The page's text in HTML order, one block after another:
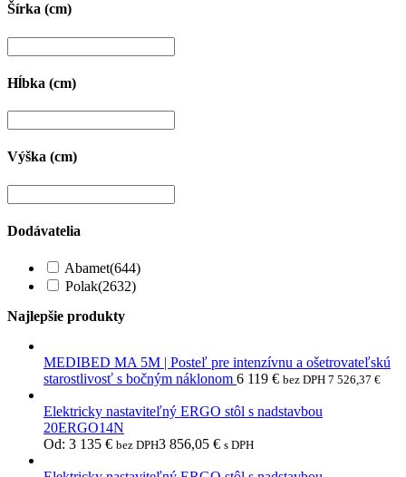
Šírka (cm)
Hĺbka (cm)
Výška (cm)
Dodávatelia
Abamet(644)
Polak(2632)
Najlepšie produkty
MEDIBED MA 5M | Posteľ pre intenzívnu a ošetrovateľskú
starostlivosť s bočným náklonom 6 119 € bez DPH 7 526,37 €
Elektricky nastaviteľný ERGO stôl s nadstavbou
20ERGO14N
Od: 3 135 € bez DPH3 856,05 € s DPH